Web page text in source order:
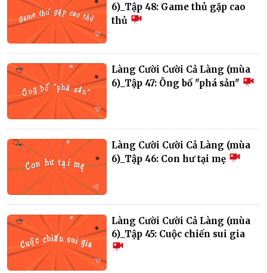
6)_Tập 48: Game thủ gặp cao
thủ
Làng Cười Cười Cả Làng (mùa
6)_Tập 47: Ông bố "phá sản"
Làng Cười Cười Cả Làng (mùa
6)_Tập 46: Con hư tại mẹ
Làng Cười Cười Cả Làng (mùa
6)_Tập 45: Cuộc chiến sui gia